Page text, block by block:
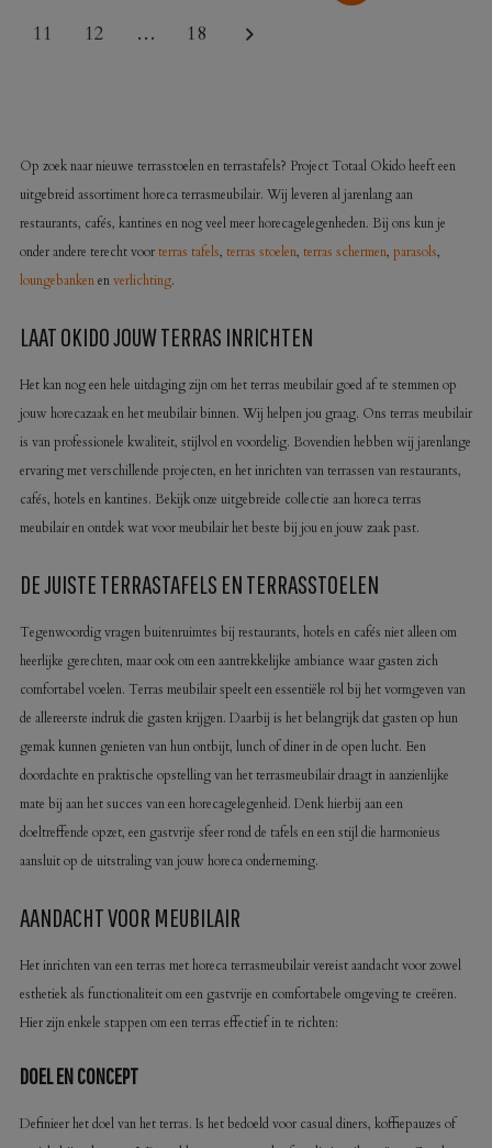
11 12 … 18
Op zoek naar nieuwe terrasstoelen en terrastafels? Project Totaal Okido heeft een
uitgebreid assortiment horeca terrasmeubilair. Wij leveren al jarenlang aan
restaurants, cafés, kantines en nog veel meer horecagelegenheden. Bij ons kun je
onder andere terecht voorterras tafels, terras stoelen, terras schermen, parasols,
loungebankenenverlichting.
LAAT OKIDO JOUW TERRAS INRICHTEN
Het kan nog een hele uitdaging zijn om het terras meubilair goed af te stemmen op
jouw horecazaak en het meubilair binnen. Wij helpen jou graag. Ons terras meubilair
is van professionele kwaliteit, stijlvol en voordelig. Bovendien hebben wij jarenlange
ervaring met verschillende projecten, en het inrichten van terrassen van restaurants,
cafés, hotels en kantines. Bekijk onze uitgebreide collectie aan horeca terras
meubilair en ontdek wat voor meubilair het beste bij jou en jouw zaak past.
DE JUISTE TERRASTAFELS EN TERRASSTOELEN
Tegenwoordig vragen buitenruimtes bij restaurants, hotels en cafés niet alleen om
heerlijke gerechten, maar ook om een aantrekkelijke ambiance waar gasten zich
comfortabel voelen. Terras meubilair speelt een essentiële rol bij het vormgeven van
de allereerste indruk die gasten krijgen. Daarbij is het belangrijk dat gasten op hun
gemak kunnen genieten van hun ontbijt, lunch of diner in de open lucht. Een
doordachte en praktische opstelling van het terrasmeubilair draagt in aanzienlijke
mate bij aan het succes van een horecagelegenheid. Denk hierbij aan een
doeltreffende opzet, een gastvrije sfeer rond de tafels en een stijl die harmonieus
aansluit op de uitstraling van jouw horeca onderneming.
AANDACHT VOOR MEUBILAIR
Het inrichten van een terras met horeca terrasmeubilair vereist aandacht voor zowel
esthetiek als functionaliteit om een gastvrije en comfortabele omgeving te creëren.
Hier zijn enkele stappen om een terras effectief in te richten:
DOEL EN CONCEPT
Definieer het doel van het terras. Is het bedoeld voor casual diners, koffiepauzes of